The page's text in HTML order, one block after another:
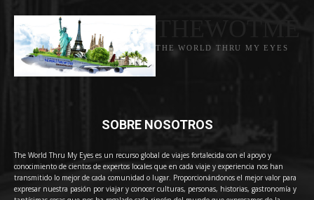
THE WORLD THRU MY EYES
SOBRE NOSOTROS
The World Thru My Eyes es un recurso global de viajes fortalecida con el apoyo y
conocimiento de cientos de expertos locales que en cada viaje y experiencia nos han
transmitido lo mejor de cada comunidad o lugar. Proporcionándonos el mejor valor para
expresar nuestra pasión por viajar y conocer culturas, personas, historias, gastronomía y